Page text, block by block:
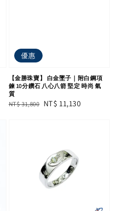
優惠
【金勝珠寶】 白金墜子｜附白鋼項
鍊 10分鑽石 八心八箭 堅定 時尚 氣
質
Regular
NT$ 31,800 Sale
NT$ 11,130